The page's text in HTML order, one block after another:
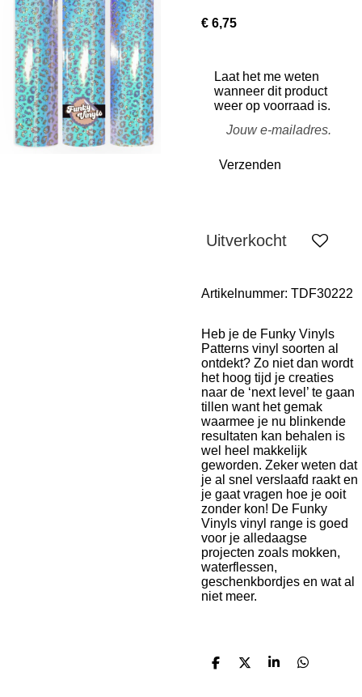
€ 6,75
Laat het me weten
wanneer dit product
weer op voorraad is.
Verzenden
Uitverkocht
Artikelnummer: TDF30222
Heb je de Funky Vinyls
Patterns vinyl soorten al
ontdekt? Zo niet dan wordt
het hoog tijd je creaties
naar de ‘next level’ te gaan
tillen want het gemak
waarmee je nu blinkende
resultaten kan behalen is
wel heel makkelijk
geworden. Zeker weten dat
je al snel verslaafd raakt en
je gaat vragen hoe je ooit
zonder kon! De Funky
Vinyls vinyl range is goed
voor je alledaagse
projecten zoals mokken,
waterflessen,
geschenkbordjes en wat al
niet meer.
D
D
S
D